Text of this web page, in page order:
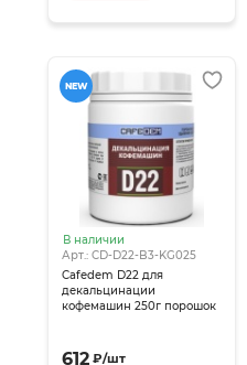
NEW
В наличии
Арт.: CD-D22-B3-KG025
Cafedem D22 для
декальцинации
кофемашин 250г порошок
612 ₽/шт